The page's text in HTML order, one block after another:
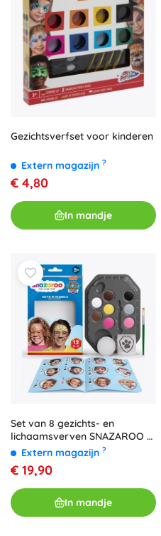
Gezichtsverfset voor kinderen
Extern magazijn ?
€ 4,80
In mandje
Set van 8 gezichts- en
lichaamsverven SNAZAROO –
PAW Patrol Skye & Rubble
Extern magazijn ?
€ 19,90
In mandje